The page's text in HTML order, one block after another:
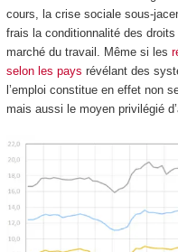
cours, la crise sociale sous-
frais la conditionnalité des
marché du travail. Même si les
selon les pays révélant des
l’emploi constitue en effet non
mais aussi le moyen privilégié